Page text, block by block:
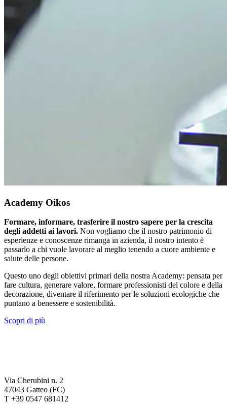
Academy Oikos
Formare, informare, trasferire il nostro sapere per la crescita
degli addetti ai lavori. Non vogliamo che il nostro patrimonio di
esperienze e conoscenze rimanga in azienda, il nostro intento è
passarlo a chi vuole lavorare al meglio tenendo a cuore ambiente e
salute delle persone.
Questo uno degli obiettivi primari della nostra Academy: pensata per
fare cultura, generare valore, formare professionisti del colore e della
decorazione, diventare il riferimento per le soluzioni ecologiche che
puntano a benessere e sostenibilità.
Scopri di più
Via Cherubini n. 2
47043 Gatteo (FC)
T +39 0547 681412